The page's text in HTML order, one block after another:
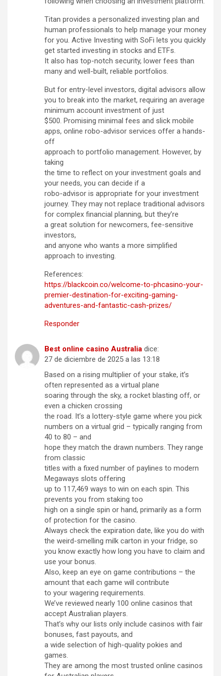
Titan provides a personalized investing plan and
human professionals to help manage your money
for you. Active Investing with SoFi lets you quickly
get started investing in stocks and ETFs.
It also has top-notch security, lower fees than
many and well-built, reliable portfolios.
But for entry-level investors, digital advisors allow
you to break into the market, requiring an average
minimum account investment of just
$500. Promising minimal fees and slick mobile
apps, online robo-advisor services offer a hands-
off
approach to portfolio management. However, by
taking
the time to reflect on your investment goals and
your needs, you can decide if a
robo-advisor is appropriate for your investment
journey. They may not replace traditional advisors
for complex financial planning, but they’re
a great solution for newcomers, fee-sensitive
investors,
and anyone who wants a more simplified
approach to investing.
References:
https://blackcoin.co/welcome-to-phcasino-your-
premier-destination-for-exciting-gaming-
adventures-and-fantastic-cash-prizes/
Responder
Best online casino Australia dice:
27 de diciembre de 2025 a las 13:18
Based on a rising multiplier of your stake, it’s
often represented as a virtual plane
soaring through the sky, a rocket blasting off, or
even a chicken crossing
the road. It’s a lottery-style game where you pick
numbers on a virtual grid – typically ranging from
40 to 80 – and
hope they match the drawn numbers. They range
from classic
titles with a fixed number of paylines to modern
Megaways slots offering
up to 117,469 ways to win on each spin. This
prevents you from staking too
high on a single spin or hand, primarily as a form
of protection for the casino.
Always check the expiration date, like you do with
the weird-smelling milk carton in your fridge, so
you know exactly how long you have to claim and
use your bonus.
Also, keep an eye on game contributions – the
amount that each game will contribute
to your wagering requirements.
We’ve reviewed nearly 100 online casinos that
accept Australian players.
That’s why our lists only include casinos with fair
bonuses, fast payouts, and
a wide selection of high-quality pokies and
games.
They are among the most trusted online casinos